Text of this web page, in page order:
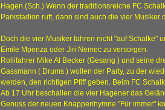
Hagen.(Sch.) Wenn der traditionsreiche FC
Parkstadion ruft, dann sind auch die vier
Doch die vier Musiker fahren nicht "auf Schalke"
Emile Mpenza oder Jiri Nemec zu versorgen.
Rollifahrer Mike Al Becker (Gesang ) und seine
Gassmann ( Drums ) wollen der Party, zu der
werden, den richtigen Pfiff geben. Beim FC
Ab 17 Uhr beschallen die vier Hagener das
Genuss der neuen Knappenhymne "Für immer"